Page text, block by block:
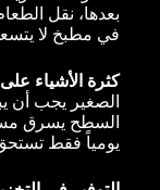
بعدها، نقل
في مطبخ لا
كثرة الأشياء
الصغير يجب أن
السطح يسرق
يومياً فقط